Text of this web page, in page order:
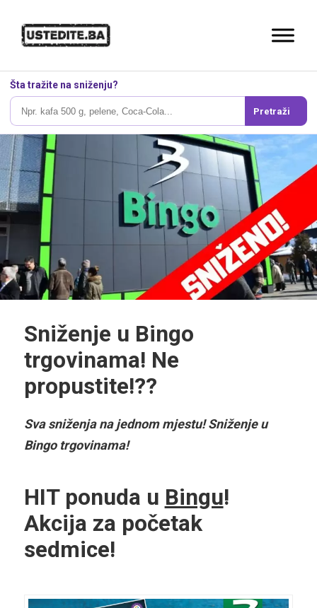
Šta tražite na sniženju?
Pretraži
Sniženje u Bingo
trgovinama! Ne
propustite!??
Sva sniženja na jednom mjestu! Sniženje u
Bingo trgovinama!
HIT ponuda u Bingu!
Akcija za početak
sedmice!